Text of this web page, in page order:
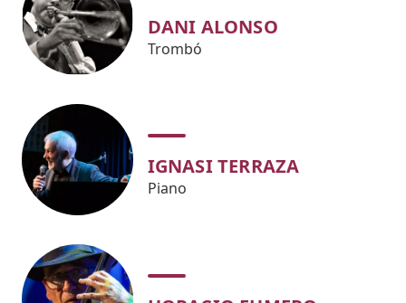
DANI ALONSO
Trombó
IGNASI TERRAZA
Piano